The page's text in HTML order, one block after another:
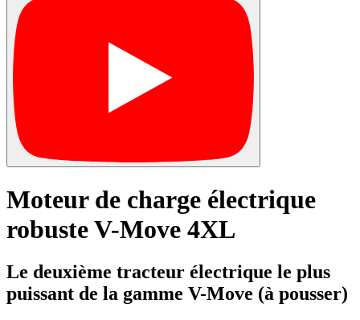
Moteur de charge électrique
robuste V-Move 4XL
Le deuxième tracteur électrique le plus
puissant de la gamme V-Move (à pousser)